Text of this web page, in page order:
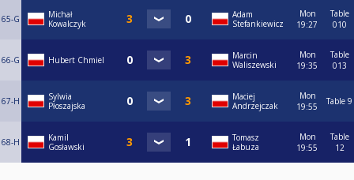
65-G
Michał
Kowalczyk
Adam
Stefankiewicz
Mon
19:27
Table
010
66-G Hubert Chmiel
Marcin
Waliszewski
Mon
19:35
Table
013
67-H
Sylwia
Płoszajska
Maciej
Andrzejczak
Mon
19:55
Table 9
68-H
Kamil
Gosławski
Tomasz
Łabuza
Mon
19:55
Table
12